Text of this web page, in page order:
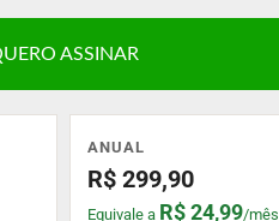
ASSINAR
ANUAL
R$ 299,90
Equivale a R$ 24,99/mês